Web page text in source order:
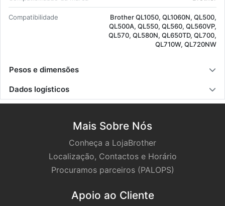
Com­pa­ti­bi­li­dade
Brother QL1050, QL1060N, QL500,
QL500A, QL550, QL560, QL560VP,
QL570, QL580N, QL650TD, QL700,
QL710W, QL720NW
Pesos e dimensões
Dados logísticos
Mais Sobre Nós
Conheça a LojaBrother
Localização, Contactos e Horário
Procuramos parceiros (PALOPS)
Apoio ao Cliente